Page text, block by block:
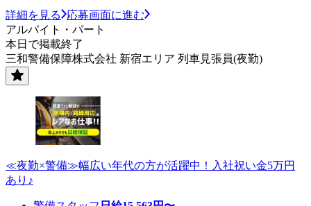
詳細を見る
応募画面に進む
アルバイト・パート
本日で掲載終了
三和警備保障株式会社 新宿エリア 列車見張員(夜勤)
≪夜勤×警備≫幅広い年代の方が活躍中！入社祝い金5万円
あり♪